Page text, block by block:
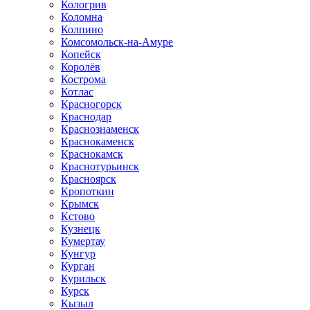
Кологрив
Коломна
Колпино
Комсомольск-на-Амуре
Копейск
Королёв
Кострома
Котлас
Красногорск
Краснодар
Краснознаменск
Краснокаменск
Краснокамск
Краснотурьинск
Красноярск
Кропоткин
Крымск
Кстово
Кузнецк
Кумертау
Кунгур
Курган
Курильск
Курск
Кызыл